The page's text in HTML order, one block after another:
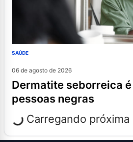
SAÚDE
06 de agosto de 2026
dermatite seborreica é comum entre
pessoas negras
Carregando próxima